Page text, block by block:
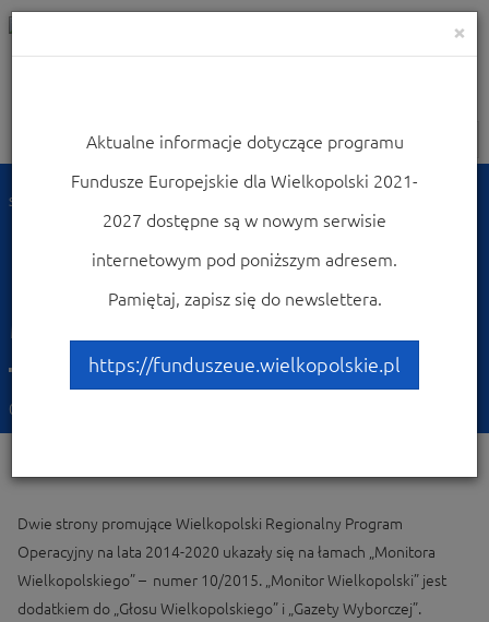
Nawigacja
Strona główna
Monitor Wielkopolski
Promocja WRPO w
Monitorze Wielkopolskim
– październik 2015
09-10-2015
Dwie strony promujące Wielkopolski Regionalny Program
Operacyjny na lata 2014-2020 ukazały się na łamach „Monitora
Wielkopolskiego” – numer 10/2015. „Monitor Wielkopolski” jest
dodatkiem do „Głosu Wielkopolskiego” i „Gazety Wyborczej”.
×
Aktualne informacje dotyczące programu
Fundusze Europejskie dla Wielkopolski 2021-
2027 dostępne są w nowym serwisie
internetowym pod poniższym adresem.
Pamiętaj, zapisz się do newslettera.
https://funduszeue.wielkopolskie.pl